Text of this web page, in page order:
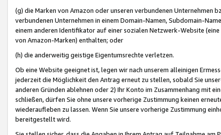
(g) die Marken von Amazon oder unseren verbundenen Unternehmen
verbundenen Unternehmen in einem Domain-Namen, Subdomain-
einem anderen Identifikator auf einer sozialen Netzwerk-Website
von Amazon-Marken) enthalten; oder
(h) die anderweitig geistige Eigentumsrechte verletzen.
Ob eine Website geeignet ist, legen wir nach unserem alleinigen
jederzeit die Möglichkeit den Antrag erneut zu stellen, sobald Sie
anderen Gründen ablehnen oder 2) Ihr Konto im Zusammenhang mit
schließen, dürfen Sie ohne unsere vorherige Zustimmung keinen
wiederaufleben zu lassen. Wenn Sie unsere vorherige Zustimmung
bereitgestellt wird.